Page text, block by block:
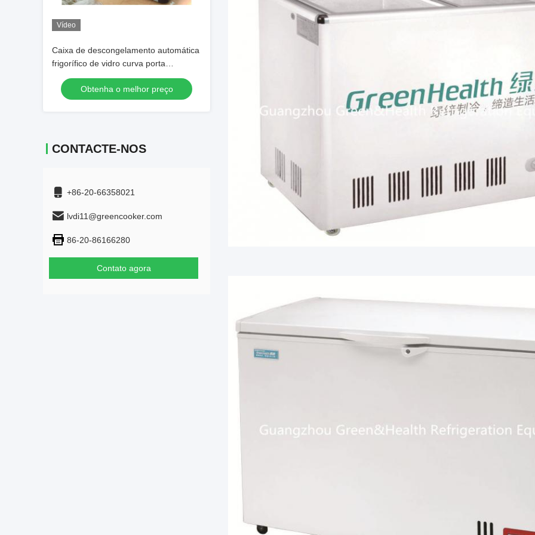
Vídeo
Caixa de descongelamento automática
frigorífico de vidro curva porta
deslizante ilha congelador
Obtenha o melhor preço
CONTACTE-NOS
+86-20-66358021
lvdi11@greencooker.com
86-20-86166280
Contato agora